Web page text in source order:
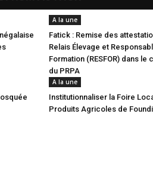
A la une
Fatick : Remise des
Relais Élevage et
Formation (RESFOR) dans le
du PRPA
A la une
Institutionnaliser la Foire
Produits Agricoles de